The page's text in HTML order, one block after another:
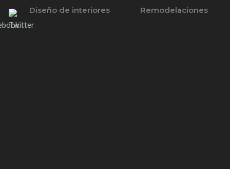
Diseño de interiores Remodelaciones